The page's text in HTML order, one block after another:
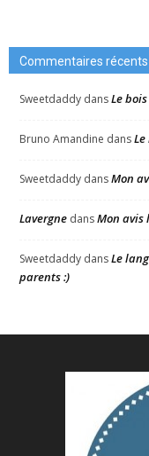
Commentaires récents
Sweetdaddy dansLe
Bruno Amandine dans
Sweetdaddy dansMon
Lavergne dansMon avis
Sweetdaddy dansLe
parents :)